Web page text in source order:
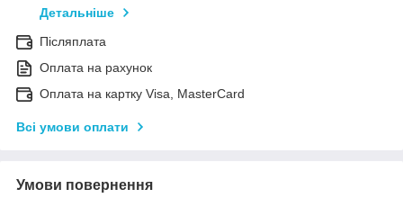
Детальніше
Післяплата
Оплата на рахунок
Оплата на картку Visa, MasterCard
Всі умови оплати
Умови повернення